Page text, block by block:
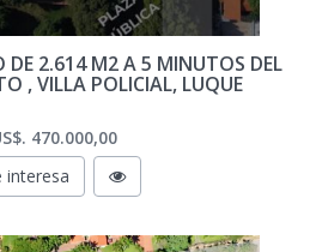
DE 2.614 M2 A 5 MINUTOS DEL
, VILLA POLICIAL, LUQUE
470.000,00
interesa